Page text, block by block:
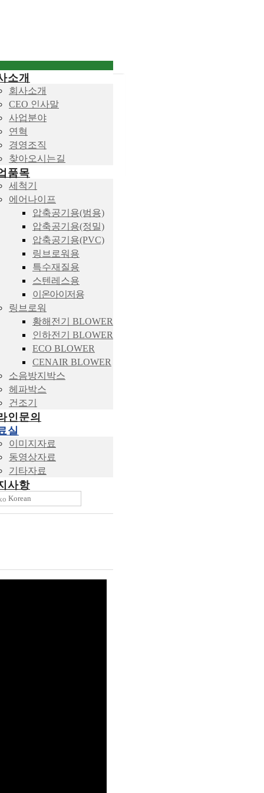
소개
회사소개
CEO 인사말
사업분야
연혁
경영조직
찾아오시는길
품목
세척기
에어나이프
압축공기용(범용)
압축공기용(정밀)
압축공기용(PVC)
링브로워용
특수재질용
스텐레스용
이온아이저용
링브로워
황해전기 BLOWER
인하전기 BLOWER
ECO BLOWER
CENAIR BLOWER
소음방지박스
헤파박스
건조기
인문의
실
이미지자료
동영상자료
기타자료
사항
Korean